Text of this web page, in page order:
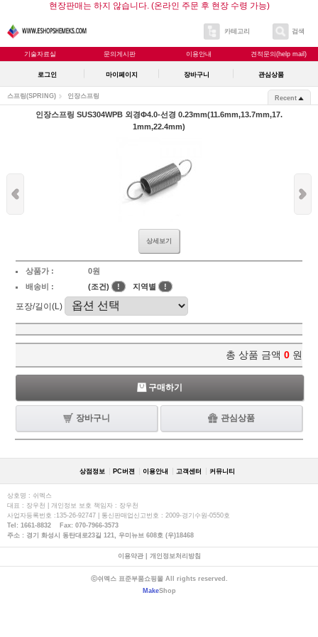
현장판매는 하지 않습니다. (온라인 주문 후 현장 수령 가능)
카테고리 검색
기술자료실 문의게시판 이용안내 견적문의(help mail)
로그인 마이페이지 장바구니 관심상품
스프링(SPRING) 인장스프링 Recent
인장스프링 SUS304WPB 외경Φ4.0-선경 0.23mm(11.6mm,13.7mm,17.
1mm,22.4mm)
상세보기
상품가 :
0원
배송비 :
(조건) ! 지역별 !
포장/길이(L)
총 상품 금액 0 원
구매하기
장바구니 관심상품
상점정보 PC버젼 이용안내 고객센터 커뮤니티
상호명 : 쉬멕스
대표 : 장우천 | 개인정보 보호 책임자 : 장우천
사업자등록번호 :135-26-92747 | 통신판매업신고번호 : 2009-경기수원-0550호
Tel: 1661-8832 Fax: 070-7966-3573
주소 : 경기 화성시 동탄대로23길 121, 우미뉴브 608호 (우)18468
이용약관| 개인정보처리방침
ⓒ쉬멕스 표준부품쇼핑몰 All rights reserved.
MakeShop